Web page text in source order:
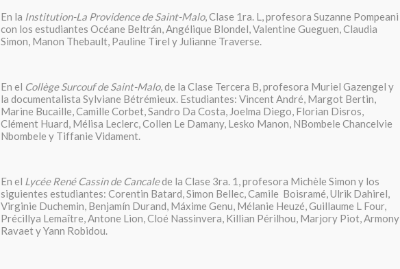
En la Institution-La Providence de Saint-Malo, Clase 1ra. L, profesora Suzanne Pompeani
con los estudiantes Océane Beltrán, Angélique Blondel, Valentine Gueguen, Claudia
Simon, Manon Thebault, Pauline Tirel y Julianne Traverse.
En el Collège Surcouf de Saint-Malo, de la Clase Tercera B, profesora Muriel Gazengel y
la documentalista Sylviane Bétrémieux. Estudiantes: Vincent André, Margot Bertin,
Marine Bucaille, Camille Corbet, Sandro Da Costa, Joelma Diego, Florian Disros,
Clément Huard, Mélisa Leclerc, Collen Le Damany, Lesko Manon, NBombele Chancelvie
Nbombele y Tiffanie Vidament.
En el Lycée René Cassin de Cancalede la Clase 3ra. 1, profesora Michèle Simon y los
siguientes estudiantes: Corentin Batard, Simon Bellec, Camile Boisramé, Ulrik Dahirel,
Virginie Duchemin, Benjamín Durand, Máxime Genu, Mélanie Heuzé, Guillaume L Four,
Précillya Lemaître, Antone Lion, Cloé Nassinvera, Killian Périlhou, Marjory Piot, Armony
Ravaet y Yann Robidou.